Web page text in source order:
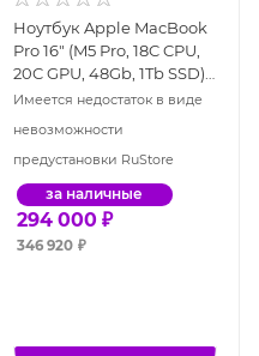
Ноутбук Apple MacBook
Pro 16" (M5 Pro, 18C CPU,
20C GPU, 48Gb, 1Tb SSD),
"чёрный космос"
Имеется недостаток в виде
невозможности
предустановки RuStore
за наличные
294 000 ₽
346 920 ₽